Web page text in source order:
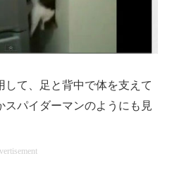
て、足と背中で体を支えて
スパイダーマンのようにも見